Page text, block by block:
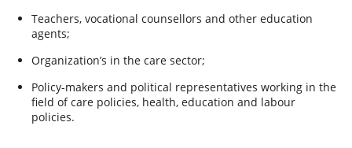
Teachers, vocational counsellors and other education
agents;
Organization’s in the care sector;
Policy-makers and political representatives working in the
field of care policies, health, education and labour
policies.